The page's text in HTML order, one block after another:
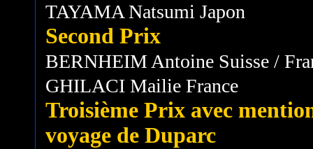
TAYAMA Natsumi Japon
Second Prix
BERNHEIM Antoine Suisse /
GHILACI Mailie France
Troisième Prix avec
voyage de Duparc